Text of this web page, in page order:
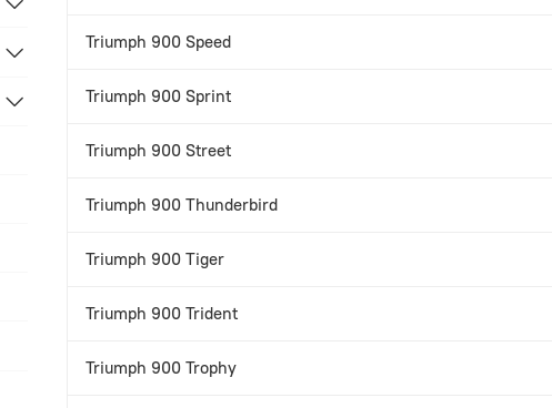
Triumph 900 Speed
Triumph 900 Sprint
Triumph 900 Street
Triumph 900 Thunderbird
Triumph 900 Tiger
Triumph 900 Trident
Triumph 900 Trophy